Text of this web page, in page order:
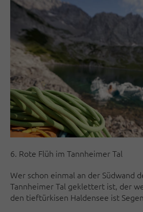
6. Rote Flüh im Tannheimer Tal
Wer schon einmal an der Südwand
Tannheimer Tal geklettert ist, der
den tieftürkisen Haldensee ist